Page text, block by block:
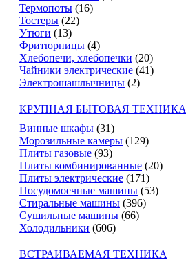
Термопоты (16)
Тостеры (22)
Утюги (13)
Фритюрницы (4)
Хлебопечи, хлебопечки (20)
Чайники электрические (41)
Электрошашлычницы (2)
КРУПНАЯ БЫТОВАЯ ТЕХНИКА
Винные шкафы (31)
Морозильные камеры (129)
Плиты газовые (93)
Плиты комбинированные (20)
Плиты электрические (171)
Посудомоечные машины (53)
Стиральные машины (396)
Сушильные машины (66)
Холодильники (606)
ВСТРАИВАЕМАЯ ТЕХНИКА